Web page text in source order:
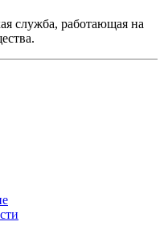
служба, работающая на